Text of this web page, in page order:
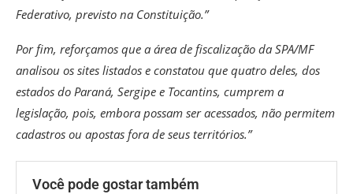
Federativo, previsto na Constituição.”
Por fim, reforçamos que a área de fiscalização da SPA/MF
analisou os sites listados e constatou que quatro deles, dos
estados do Paraná, Sergipe e Tocantins, cumprem a
legislação, pois, embora possam ser acessados, não permitem
cadastros ou apostas fora de seus territórios.”
Você pode gostar também